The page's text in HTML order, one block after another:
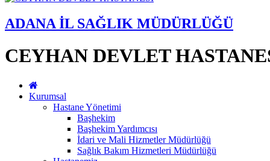
ADANA İL SAĞLIK MÜDÜRLÜĞÜ
CEYHAN DEVLET
Kurumsal
Hastane Yönetimi
Başhekim
Başhekim Yardımcısı
İdari ve Mali Hizmetler Müdürlüğü
Sağlık Bakım Hizmetleri Müdürlüğü